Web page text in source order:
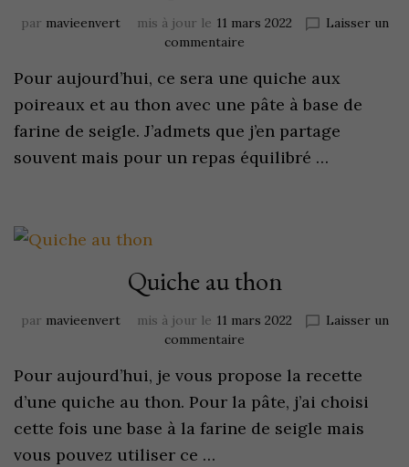
par mavieenvert mis à jour le 11 mars 2022
Laisser un
commentaire
Pour aujourd’hui, ce sera une quiche aux
poireaux et au thon avec une pâte à base de
farine de seigle. J’admets que j’en partage
souvent mais pour un repas équilibré …
Quiche au thon
par mavieenvert mis à jour le 11 mars 2022
Laisser un
commentaire
Pour aujourd’hui, je vous propose la recette
d’une quiche au thon. Pour la pâte, j’ai choisi
cette fois une base à la farine de seigle mais
vous pouvez utiliser ce …